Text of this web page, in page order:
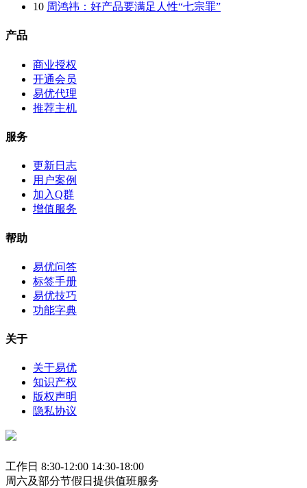
10 周鸿祎：好产品要满足人性“七宗罪”
产品
商业授权
开通会员
易优代理
推荐主机
服务
更新日志
用户案例
加入Q群
增值服务
帮助
易优问答
标签手册
易优技巧
功能字典
关于
关于易优
知识产权
版权声明
隐私协议
工作日 8:30-12:00 14:30-18:00
周六及部分节假日提供值班服务